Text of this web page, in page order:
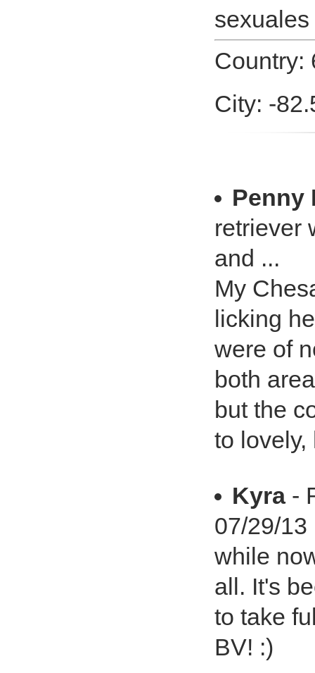
Country:
City: -
Penny
retriever
and ...
My
licking
were of
both
but the
to
Kyra-
07/29/13
while
all. It's
to take
BV! :)